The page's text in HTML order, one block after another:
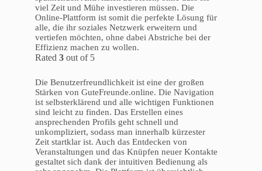
viel Zeit und Mühe investieren müssen. Die
Online-Plattform ist somit die perfekte Lösung für
alle, die ihr soziales Netzwerk erweitern und
vertiefen möchten, ohne dabei Abstriche bei der
Effizienz machen zu wollen.
Rated 3 out of 5
Die Benutzerfreundlichkeit ist eine der großen
Stärken von GuteFreunde.online. Die Navigation
ist selbsterklärend und alle wichtigen Funktionen
sind leicht zu finden. Das Erstellen eines
ansprechenden Profils geht schnell und
unkompliziert, sodass man innerhalb kürzester
Zeit startklar ist. Auch das Entdecken von
Veranstaltungen und das Knüpfen neuer Kontakte
gestaltet sich dank der intuitiven Bedienung als